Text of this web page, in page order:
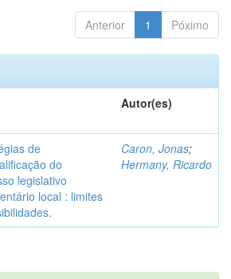
Anterior 1 Póximo
Autor(es)
de
do
legislativo
local : limites
Caron, Jonas;
Hermany, Ricardo